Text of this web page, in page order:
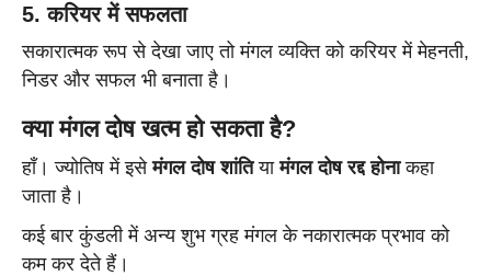
5. करियर में सफलता
सकारात्मक रूप से देखा जाए तो मंगल व्यक्ति को करियर में मेहनती,
निडर और सफल भी बनाता है।
क्या मंगल दोष खत्म हो सकता है?
हाँ। ज्योतिष में इसेमंगल दोष शांतियामंगल दोष रद्द होनाकहा
जाता है।
कई बार कुंडली में अन्य शुभ ग्रह मंगल के नकारात्मक प्रभाव को
कम कर देते हैं।